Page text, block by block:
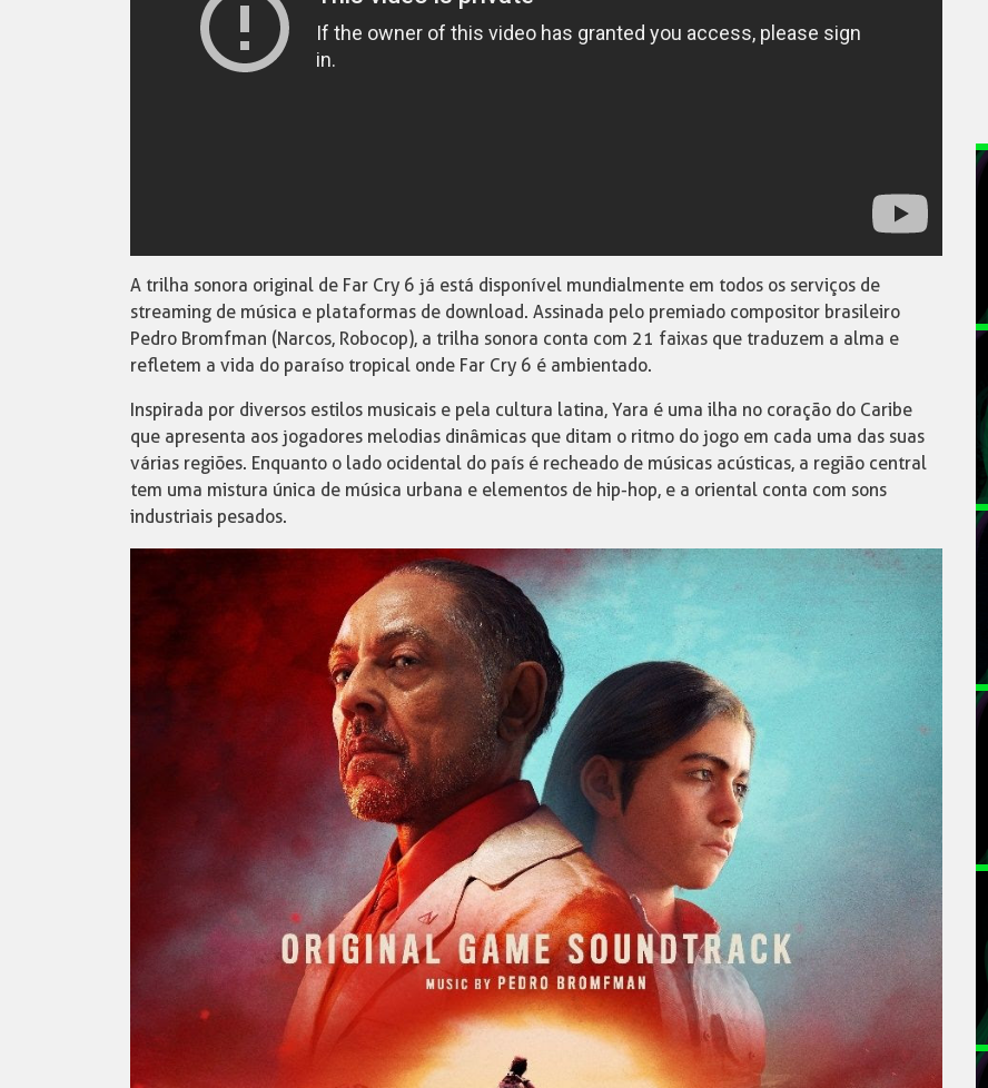
A trilha sonora original de Far Cry 6 já está disponível mundialmente em todos os serviços de
streaming de música e plataformas de download. Assinada pelo premiado compositor brasileiro
Pedro Bromfman (Narcos, Robocop), a trilha sonora conta com 21 faixas que traduzem a alma e
refletem a vida do paraíso tropical onde Far Cry 6 é ambientado.
Inspirada por diversos estilos musicais e pela cultura latina, Yara é uma ilha no coração do Caribe
que apresenta aos jogadores melodias dinâmicas que ditam o ritmo do jogo em cada uma das suas
várias regiões. Enquanto o lado ocidental do país é recheado de músicas acústicas, a região central
tem uma mistura única de música urbana e elementos de hip-hop, e a oriental conta com sons
industriais pesados.